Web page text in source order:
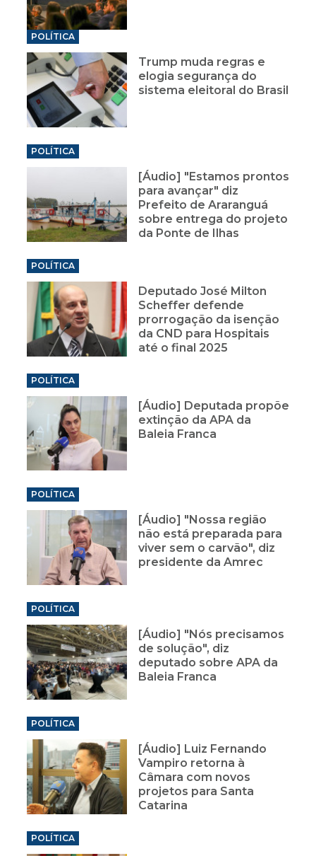
POLÍTICA
Trump muda regras e
elogia segurança do
sistema eleitoral do Brasil
POLÍTICA
[Áudio] "Estamos prontos
para avançar" diz
Prefeito de Araranguá
sobre entrega do projeto
da Ponte de Ilhas
POLÍTICA
Deputado José Milton
Scheffer defende
prorrogação da isenção
da CND para Hospitais
até o final 2025
POLÍTICA
[Áudio] Deputada propõe
extinção da APA da
Baleia Franca
POLÍTICA
[Áudio] "Nossa região
não está preparada para
viver sem o carvão", diz
presidente da Amrec
POLÍTICA
[Áudio] "Nós precisamos
de solução", diz
deputado sobre APA da
Baleia Franca
POLÍTICA
[Áudio] Luiz Fernando
Vampiro retorna à
Câmara com novos
projetos para Santa
Catarina
POLÍTICA